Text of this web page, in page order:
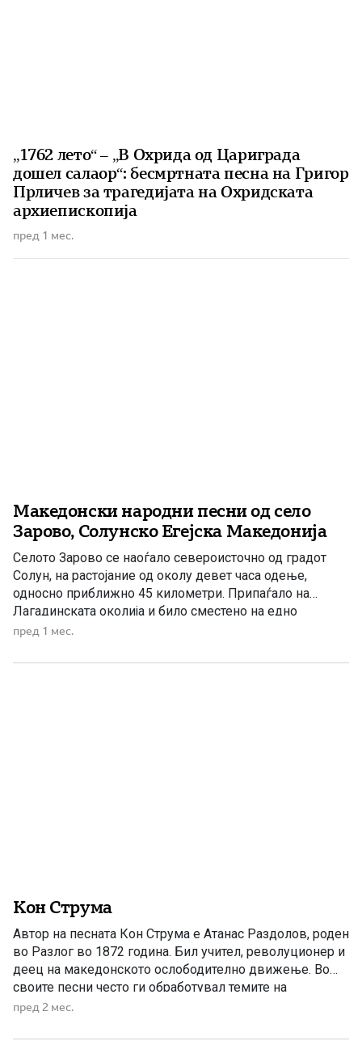
„1762 лето“ – „В Охрида од Цариграда
дошел салаор“: бесмртната песна на Григор
Прличев за трагедијата на Охридската
архиепископија
пред 1 мес.
Македонски народни песни од село
Зарово, Солунско Егејска Македонија
Селото Зарово се наоѓало североисточно од градот
Солун, на растојание од околу девет часа одење,
односно приближно 45 километри. Припаѓало на
Лагадинската околија и било сместено на едно
извишување на Карадаг, односно Круша Планина. Се
Берово и со реката Богдана. Богатата народна
пред 1 мес.
Кон Струма
Автор на песната Кон Струма е Атанас Раздолов, роден
во Разлог во 1872 година. Бил учител, револуционер и
деец на македонското ослободително движење. Во
своите песни често ги обработувал темите на
слободата, националното будење и страдањата на
пред 2 мес.